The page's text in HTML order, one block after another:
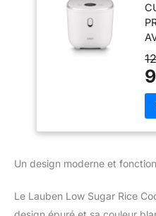
l,
Un design moderne et
Le Lauben Low Sugar Rice